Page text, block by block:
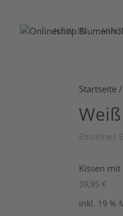
NEW IN
Startseite
Weiß
Einzelnes
Kissen mit
39,95 €
inkl. 19 %